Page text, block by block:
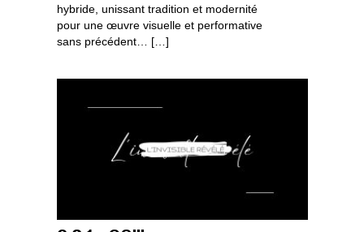
hybride, unissant tradition et modernité
pour une œuvre visuelle et performative
sans précédent… […]